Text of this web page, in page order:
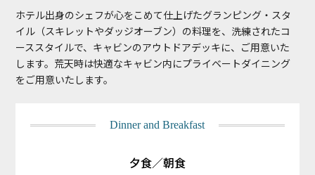
ホテル出身のシェフが心をこめて仕上げたグランピング・スタ
イル（スキレットやダッジオーブン）の料理を、洗練されたコ
ーススタイルで、キャビンのアウトドアデッキに、ご用意いた
します。荒天時は快適なキャビン内にプライベートダイニング
をご用意いたします。
Dinner and Breakfast
夕食／朝食